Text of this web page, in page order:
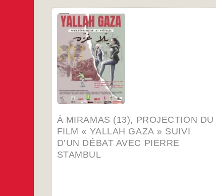
À MIRAMAS (13), PROJECTION DU
FILM « YALLAH GAZA » SUIVI
D’UN DÉBAT AVEC PIERRE
STAMBUL
Au cinéma Le Comœdia / Scènes et CinésRue
Paul Vaillant-Couturier 13400 Miramas